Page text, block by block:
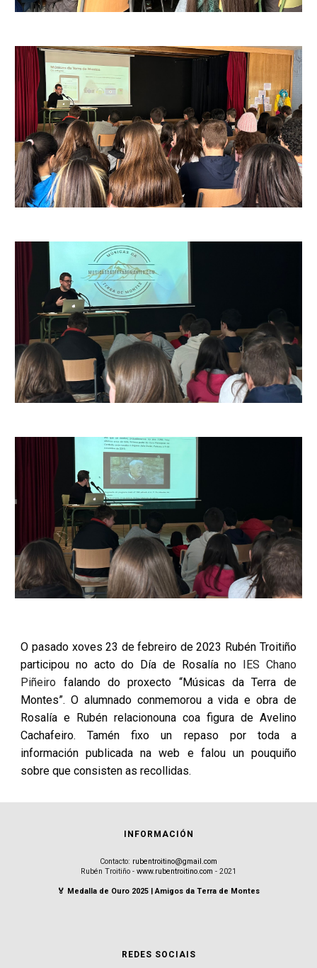
O pasado xoves 23 de febreiro de 2023 Rubén Troitiño
participou no acto do Día de Rosalía no IES Chano
Piñeiro falando do proxecto “Músicas da Terra de
Montes”. O alumnado conmemorou a vida e obra de
Rosalía e Rubén relacionouna coa figura de Avelino
Cachafeiro. Tamén fixo un repaso por toda a
información publicada na web e falou un pouquiño
sobre que consisten as recollidas.
INFORMACIÓN
Contacto: rubentroitino@gmail.com
Rubén Troitiño - www.rubentroitino.com - 2021
🏅 Medalla de Ouro 2025 | Amigos da Terra de Montes
REDES SOCIAIS